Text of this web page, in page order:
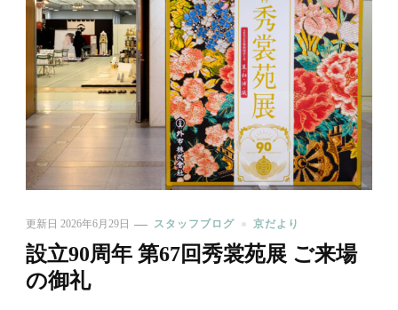
更新日 2026年6月29日 スタッフブログ 京だより
設立90周年 第67回秀裳苑展 ご来場
の御礼